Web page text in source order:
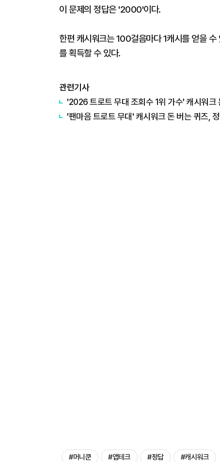
이 문제의 정답은 '2000'이다.
한편 캐시워크는 100걸음마다 1캐시를 얻을
를 획득할 수 있다.
관련기사
'2026 트로트 무대 조회수 1위 가수' 캐시워크
'팬마음 트로트 무대' 캐시워크 돈 버는 퀴즈,
#머니쿤 #앱테크 #정답 #캐시워크